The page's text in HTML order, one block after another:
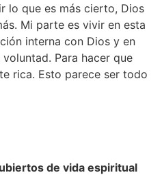
lo que es más cierto, Dios
Mi parte es vivir en esta
interna con Dios y en
Para hacer que
rica. Esto parece ser todo
de vida espiritual